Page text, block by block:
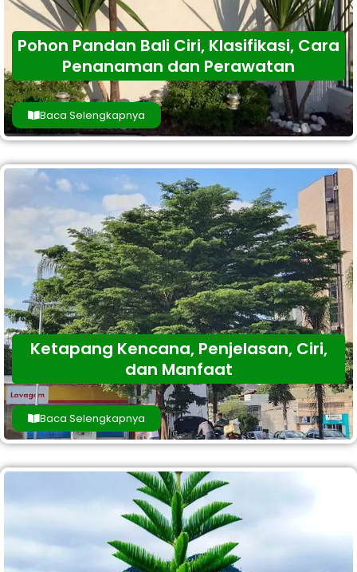
Pohon Pandan Bali Ciri, Klasifikasi, Cara
Penanaman dan Perawatan
Baca Selengkapnya
Ketapang Kencana, Penjelasan, Ciri,
dan Manfaat
Baca Selengkapnya